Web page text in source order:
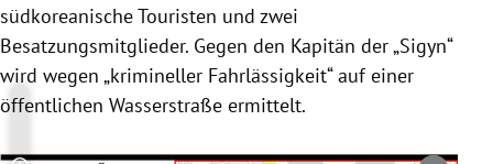
südkoreanische Touristen und zwei
Besatzungsmitglieder. Gegen den Kapitän der „Sigyn“
wird wegen „krimineller Fahrlässigkeit“ auf einer
öffentlichen Wasserstraße ermittelt.